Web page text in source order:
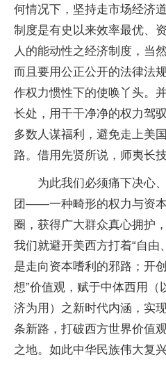
何情况下，坚持走市场经济
制度是有史以来效率最优、
人的能动性之经济制度，当
而且要用公正公开的法律法
作权力惯性下的使唤丫头。
长处，用干干净净的权力驾
多数人谋福利，避免走上美
路。借用先贤所说，师夷长技
为此我们必须痛下决心
团——一种畸形的权力与资
圈，获得广大群众真心拥护
我们就避开美西方打着“自由
是走向资本嗜利的邪路；开
想”价值观，赋于中体西用
济为用）之新时代内涵，实
条新路，打破西方世界价值
之地。如此中华民族伟大复